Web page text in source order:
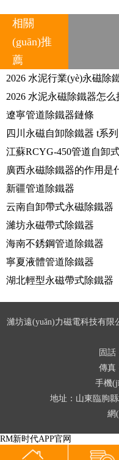
相關
(guān)推
薦
遼寧管道除鐵器鏈條
四川永磁自卸除鐵器 t系列
江蘇RCYG-450管道自卸
廣西永磁除鐵器的作用是
新疆管道除鐵器
云南自卸帶式永磁除鐵器
濰坊永磁帶式除鐵器
海南不銹鋼管道除鐵器
寧夏液體管道除鐵器
湖北輕型永磁帶式除鐵器
濰坊遠(yuǎn)力磁電科技有限
固話
傳真
手機
地址：山東臨朐
網
RM新时代APP官网